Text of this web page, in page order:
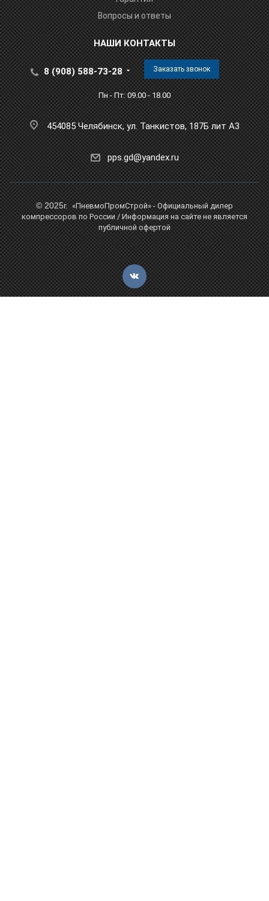
Вопросы и ответы
НАШИ КОНТАКТЫ
8 (908) 588-73-28 Заказать звонок
Пн - Пт: 09.00 - 18.00
454085 Челябинск, ул. Танкистов, 187Б лит А3
pps.gd@yandex.ru
© 2025г. «ПневмоПромСтрой» - Официальный дилер
компрессоров по России / Информация на сайте не является
публичной офертой